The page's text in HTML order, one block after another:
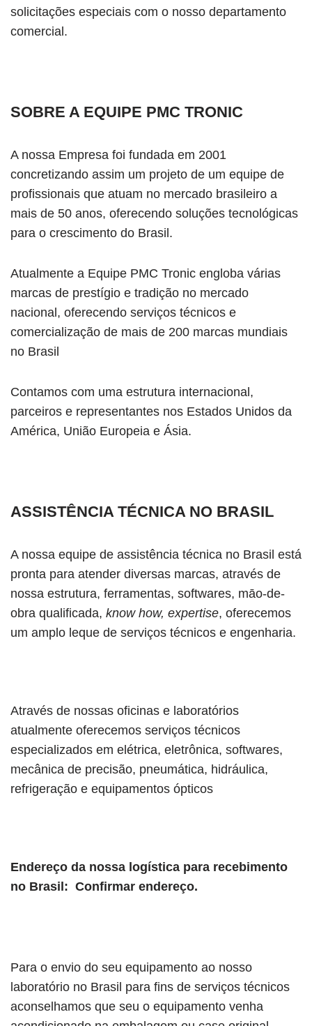
solicitações especiais com o nosso departamento
comercial.
SOBRE A EQUIPE PMC TRONIC
A nossa Empresa foi fundada em 2001
concretizando assim um projeto de um equipe de
profissionais que atuam no mercado brasileiro a
mais de 50 anos, oferecendo soluções tecnológicas
para o crescimento do Brasil.
Atualmente a Equipe PMC Tronic engloba várias
marcas de prestígio e tradição no mercado
nacional, oferecendo serviços técnicos e
comercialização de mais de 200 marcas mundiais
no Brasil
Contamos com uma estrutura internacional,
parceiros e representantes nos Estados Unidos da
América, União Europeia e Ásia.
ASSISTÊNCIA TÉCNICA NO BRASIL
A nossa equipe de assistência técnica no Brasil está
pronta para atender diversas marcas, através de
nossa estrutura, ferramentas, softwares, māo-de-
obra qualificada, know how, expertise, oferecemos
um amplo leque de serviços técnicos e engenharia.
Através de nossas oficinas e laboratórios
atualmente oferecemos serviços técnicos
especializados em elétrica, eletrônica, softwares,
mecânica de precisão, pneumática, hidráulica,
refrigeração e equipamentos ópticos
Endereço da nossa logística para recebimento
no Brasil: Confirmar endereço.
Para o envio do seu equipamento ao nosso
laboratório no Brasil para fins de serviços técnicos
aconselhamos que seu o equipamento venha